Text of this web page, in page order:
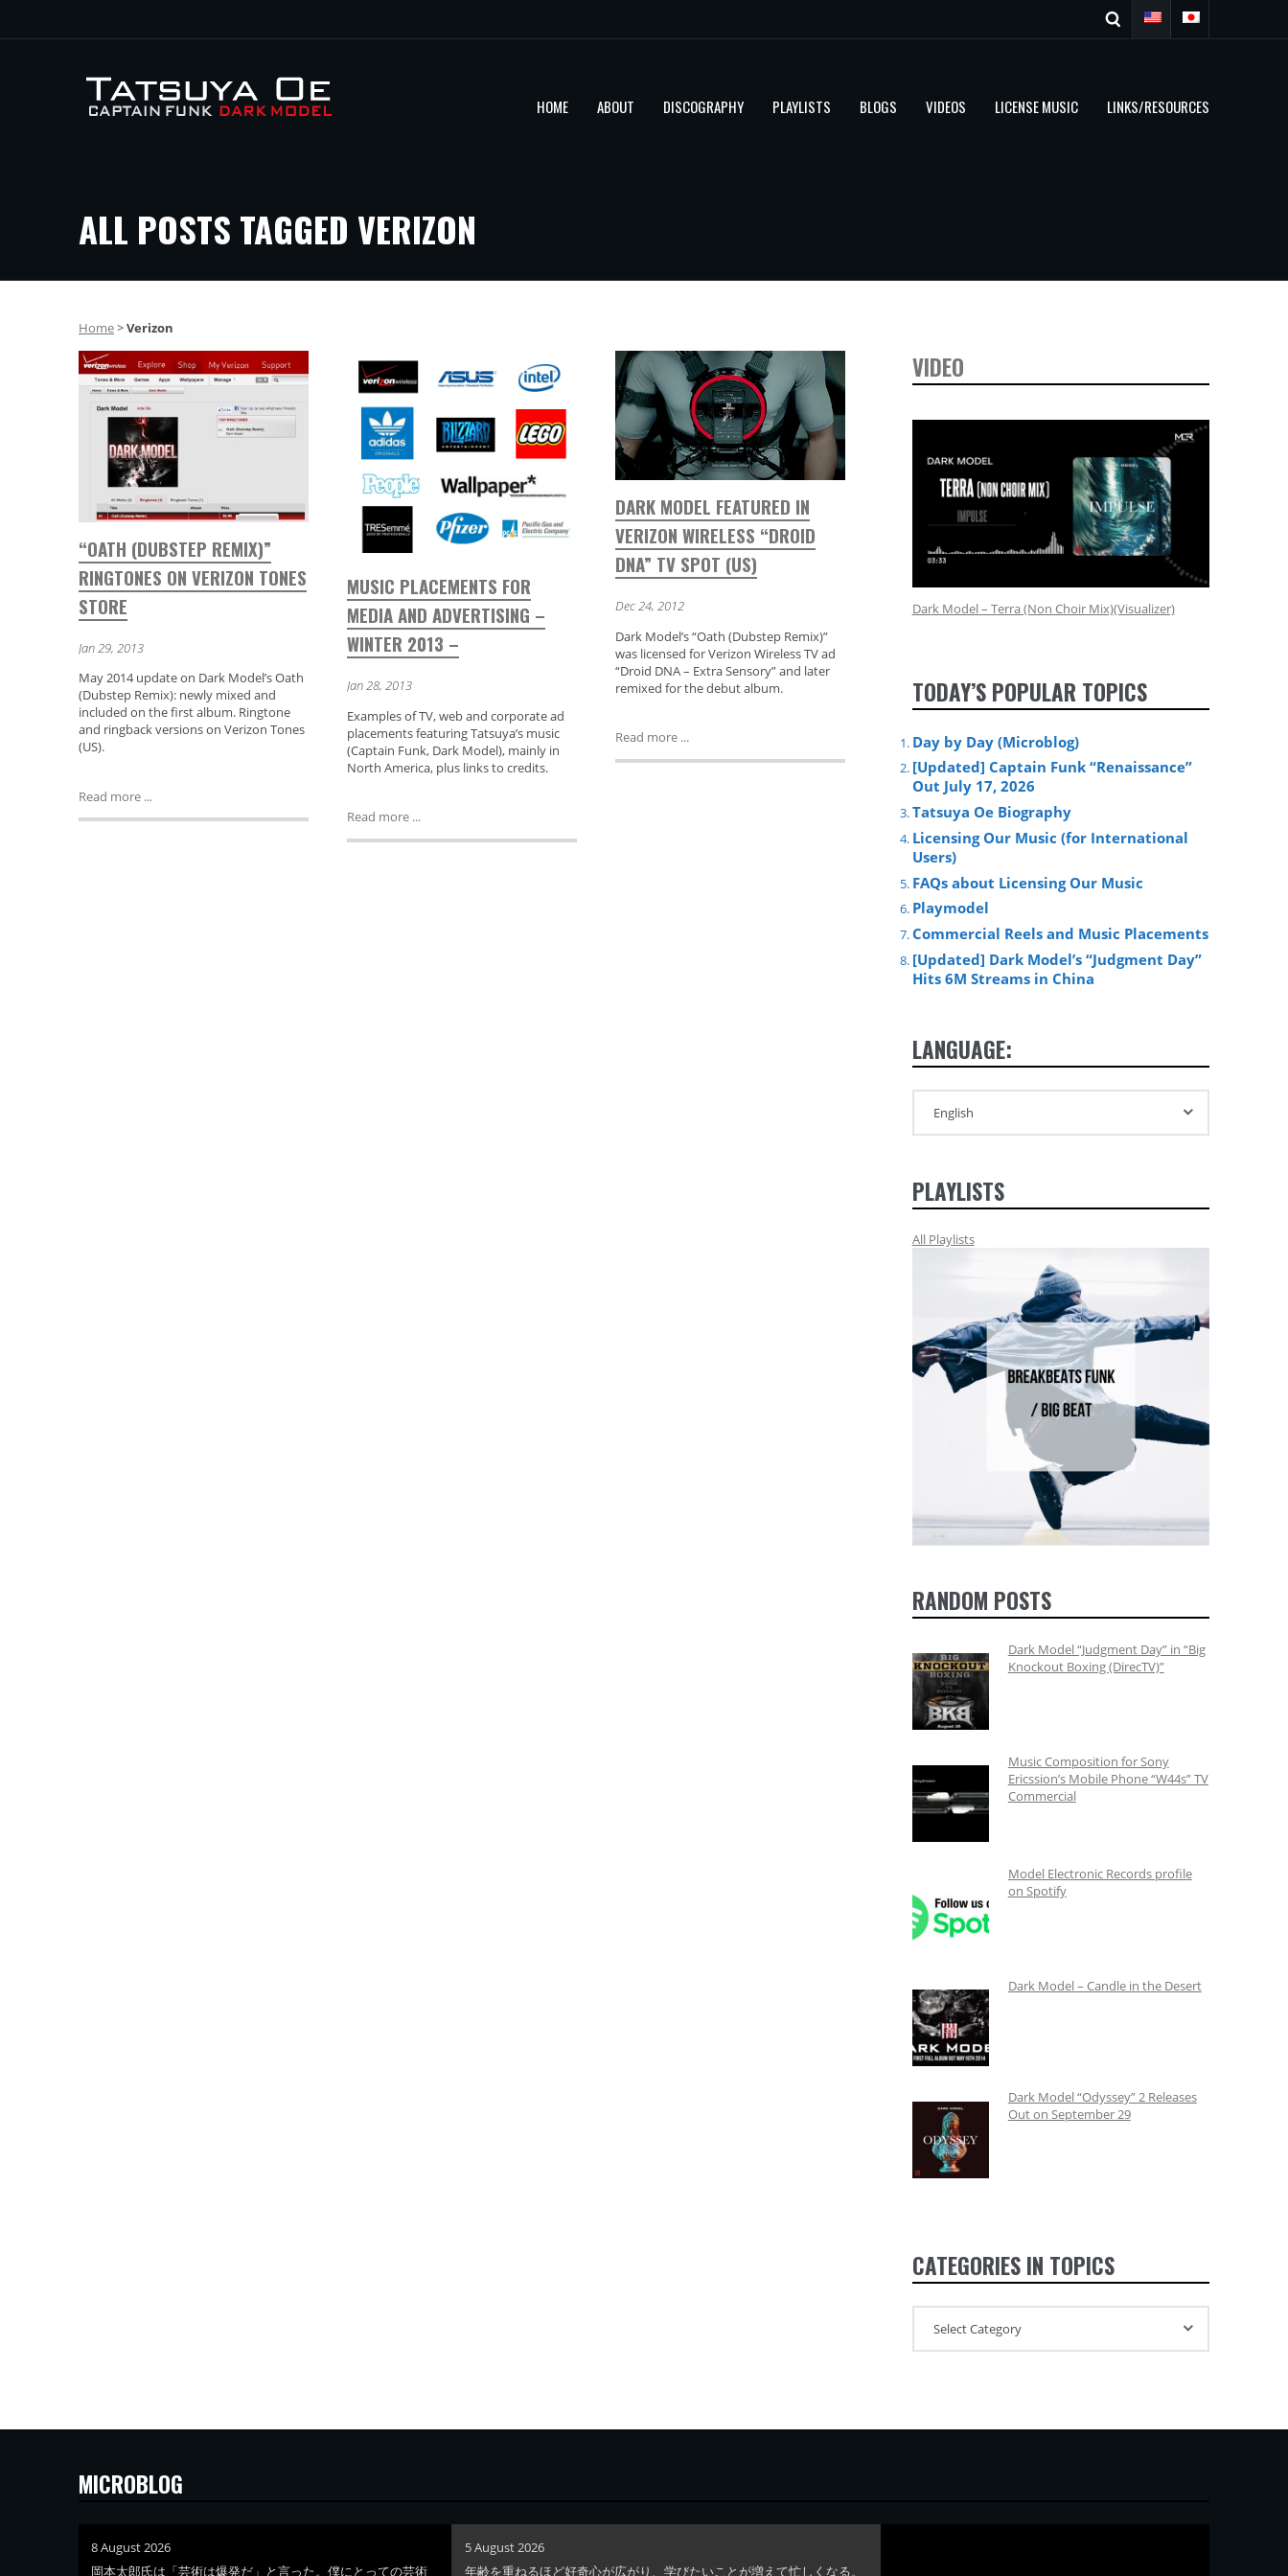
HOME ABOUT DISCOGRAPHY PLAYLISTS BLOGS VIDEOS LICENSE MUSIC LINKS/RESOURCES
ALL POSTS TAGGED VERIZON
Home>Verizon
“OATH (DUBSTEP REMIX)”
RINGTONES ON VERIZON TONES
STORE
Jan 29, 2013
May 2014 update on Dark Model’s Oath
(Dubstep Remix): newly mixed and
included on the first album. Ringtone
and ringback versions on Verizon Tones
(US).
Read more ...
MUSIC PLACEMENTS FOR
MEDIA AND ADVERTISING –
WINTER 2013 –
Jan 28, 2013
Examples of TV, web and corporate ad
placements featuring Tatsuya’s music
(Captain Funk, Dark Model), mainly in
North America, plus links to credits.
Read more ...
DARK MODEL FEATURED IN
VERIZON WIRELESS “DROID
DNA” TV SPOT (US)
Dec 24, 2012
Dark Model’s “Oath (Dubstep Remix)”
was licensed for Verizon Wireless TV ad
“Droid DNA – Extra Sensory” and later
remixed for the debut album.
Read more ...
VIDEO
Dark Model – Terra (Non Choir Mix)(Visualizer)
TODAY’S POPULAR TOPICS
Day by Day (Microblog)
[Updated] Captain Funk “Renaissance”
Out July 17, 2026
Tatsuya Oe Biography
Licensing Our Music (for International
Users)
FAQs about Licensing Our Music
Playmodel
Commercial Reels and Music Placements
[Updated] Dark Model’s “Judgment Day”
Hits 6M Streams in China
LANGUAGE:
PLAYLISTS
All Playlists
RANDOM POSTS
Dark Model “Judgment Day” in “Big
Knockout Boxing (DirecTV)”
Music Composition for Sony
Ericssion’s Mobile Phone “W44s” TV
Commercial
Model Electronic Records profile
on Spotify
Dark Model – Candle in the Desert
Dark Model “Odyssey” 2 Releases
Out on September 29
CATEGORIES IN TOPICS
MICROBLOG
8 August 2026
岡本太郎氏は「芸術は爆発だ」と言った。僕にとっての芸術
5 August 2026
年齢を重ねるほど好奇心が広がり、学びたいことが増えて忙しくなる。